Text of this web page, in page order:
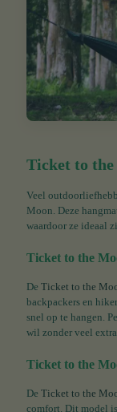
Ticket to
Veel
Moon. Deze
waardoor ze ideaal
Ticket to the
De Ticket to the
backpackers en
snel op te hangen.
wil zonder veel
Ticket to the
De Ticket to the
comfort. Dit model